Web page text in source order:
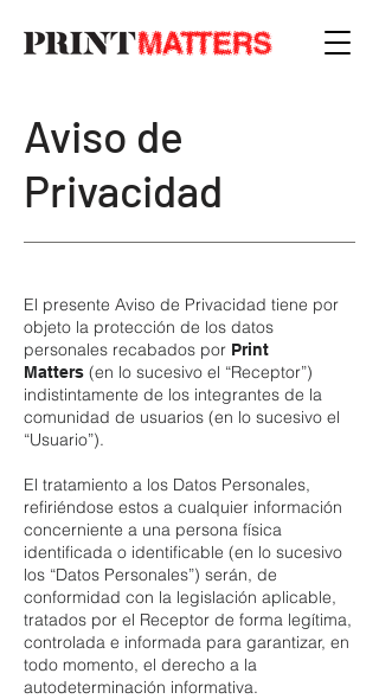
Aviso de
Privacidad
El presente Aviso de Privacidad tiene por
objeto la protección de los datos
personales recabados por Print
Matters (en lo sucesivo el “Receptor”)
indistintamente de los integrantes de la
comunidad de usuarios (en lo sucesivo el
“Usuario”).
El tratamiento a los Datos Personales,
refiriéndose estos a cualquier información
concerniente a una persona física
identificada o identificable (en lo sucesivo
los “Datos Personales”) serán, de
conformidad con la legislación aplicable,
tratados por el Receptor de forma legítima,
controlada e informada para garantizar, en
todo momento, el derecho a la
autodeterminación informativa.